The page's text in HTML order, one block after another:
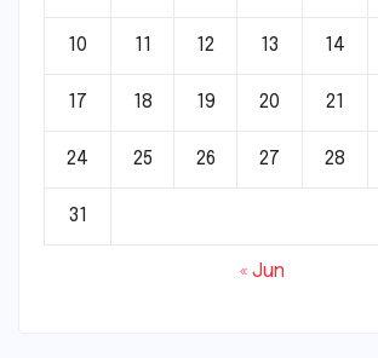
10 11 12 13 14
17 18 19 20 21
24 25 26 27 28
31
« Jun